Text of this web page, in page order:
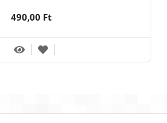
490,00 Ft